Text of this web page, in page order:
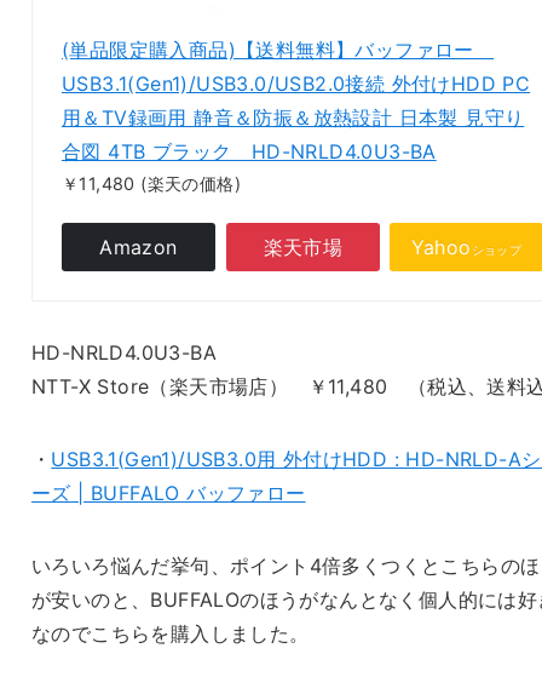
(単品限定購入商品)【送料無料】バッファロー
USB3.1(Gen1)/USB3.0/USB2.0接続 外付けHDD PC
用＆TV録画用 静音＆防振＆放熱設計 日本製 見守り
合図 4TB ブラック HD-NRLD4.0U3-BA
￥11,480 (楽天の価格)
Amazon 楽天市場 Yahoo ショップ
HD-NRLD4.0U3-BA
NTT-X Store（楽天市場店） ￥11,480 （税込、送料
・ USB3.1(Gen1)/USB3.0用 外付けHDD : HD-NRLD-A
ーズ | BUFFALO バッファロー
いろいろ悩んだ挙句、ポイント4倍多くつくとこちらの
が安いのと、BUFFALOのほうがなんとなく個人的には好
なのでこちらを購入しました。